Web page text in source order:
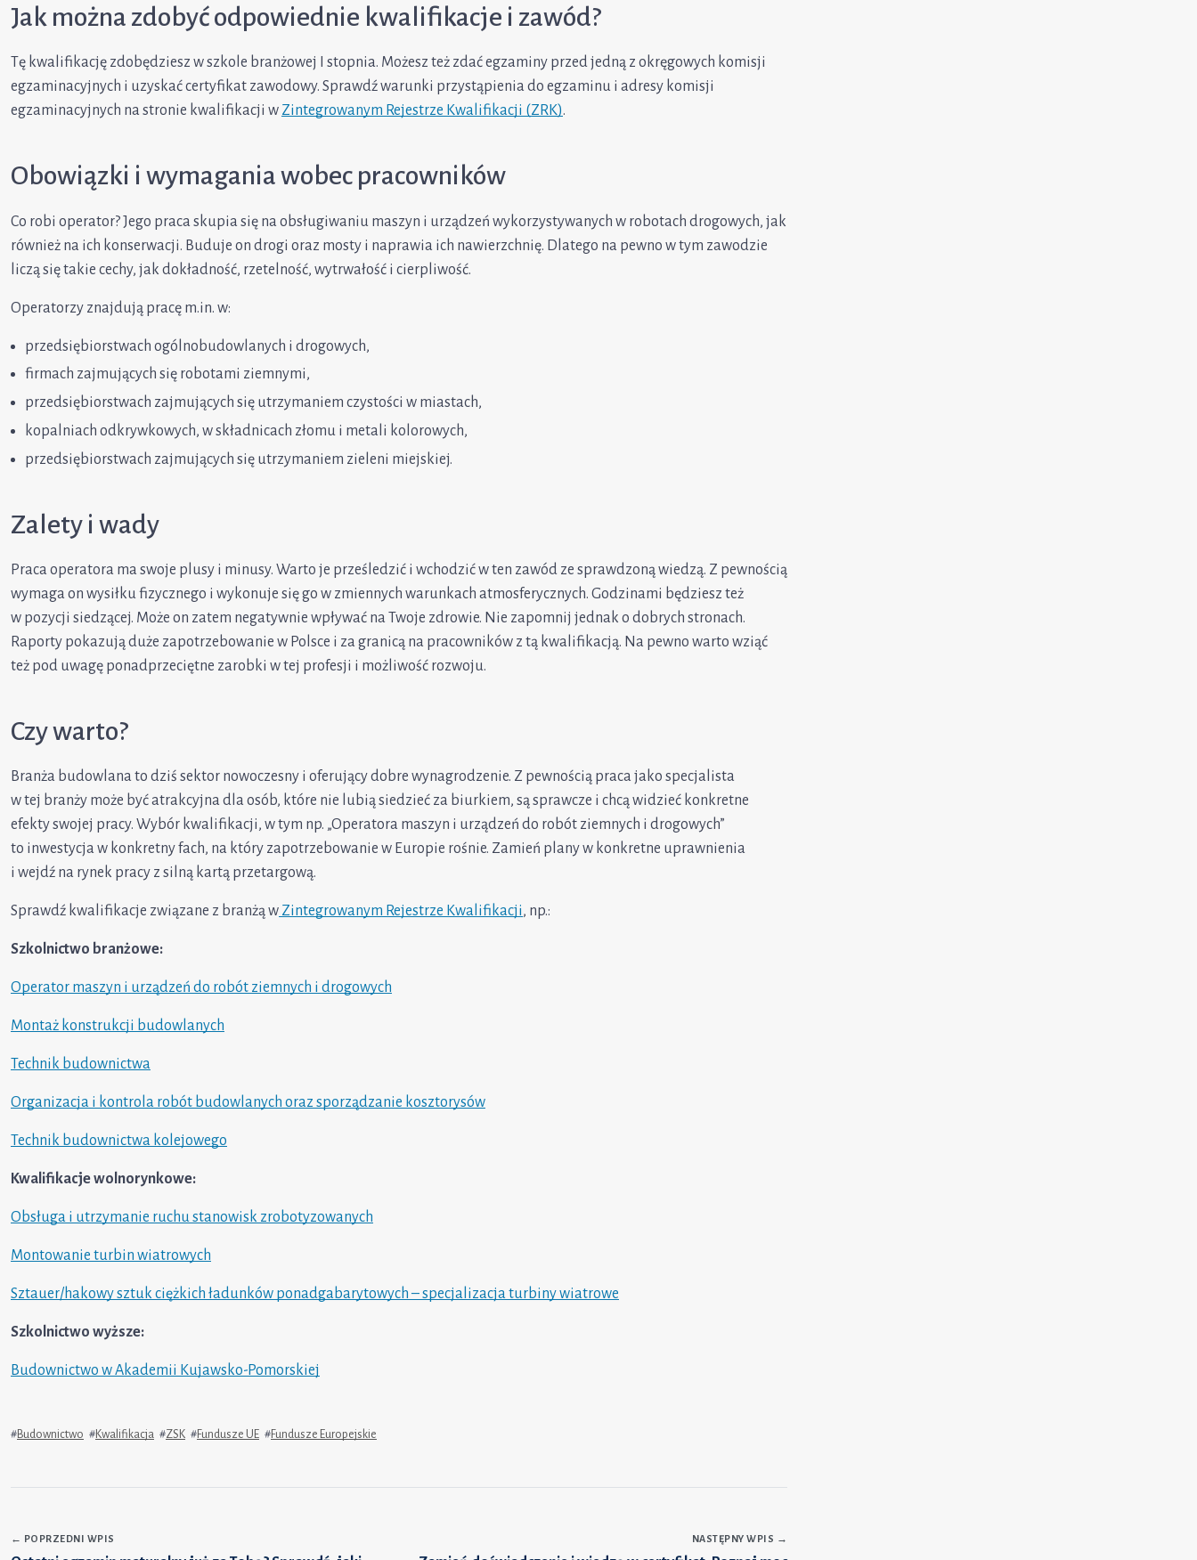
Jak można zdobyć odpowiednie kwalifikacje i zawód?
Tę kwalifikację zdobędziesz w szkole branżowej I stopnia. Możesz też zdać egzaminy przed jedną z okręgowych komisji
egzaminacyjnych i uzyskać certyfikat zawodowy. Sprawdź warunki przystąpienia do egzaminu i adresy komisji
egzaminacyjnych na stronie kwalifikacji w Zintegrowanym Rejestrze Kwalifikacji (ZRK).
Obowiązki i wymagania wobec pracowników
Co robi operator? Jego praca skupia się na obsługiwaniu maszyn i urządzeń wykorzystywanych w robotach drogowych, jak
również na ich konserwacji. Buduje on drogi oraz mosty i naprawia ich nawierzchnię. Dlatego na pewno w tym zawodzie
liczą się takie cechy, jak dokładność, rzetelność, wytrwałość i cierpliwość.
Operatorzy znajdują pracę m.in. w:
przedsiębiorstwach ogólnobudowlanych i drogowych,
firmach zajmujących się robotami ziemnymi,
przedsiębiorstwach zajmujących się utrzymaniem czystości w miastach,
kopalniach odkrywkowych, w składnicach złomu i metali kolorowych,
przedsiębiorstwach zajmujących się utrzymaniem zieleni miejskiej.
Zalety i wady
Praca operatora ma swoje plusy i minusy. Warto je prześledzić i wchodzić w ten zawód ze sprawdzoną wiedzą. Z pewnością
wymaga on wysiłku fizycznego i wykonuje się go w zmiennych warunkach atmosferycznych. Godzinami będziesz też
w pozycji siedzącej. Może on zatem negatywnie wpływać na Twoje zdrowie. Nie zapomnij jednak o dobrych stronach.
Raporty pokazują duże zapotrzebowanie w Polsce i za granicą na pracowników z tą kwalifikacją. Na pewno warto wziąć
też pod uwagę ponadprzeciętne zarobki w tej profesji i możliwość rozwoju.
Czy warto?
Branża budowlana to dziś sektor nowoczesny i oferujący dobre wynagrodzenie. Z pewnością praca jako specjalista
w tej branży może być atrakcyjna dla osób, które nie lubią siedzieć za biurkiem, są sprawcze i chcą widzieć konkretne
efekty swojej pracy. Wybór kwalifikacji, w tym np. „Operatora maszyn i urządzeń do robót ziemnych i drogowych”
to inwestycja w konkretny fach, na który zapotrzebowanie w Europie rośnie. Zamień plany w konkretne uprawnienia
i wejdź na rynek pracy z silną kartą przetargową.
Sprawdź kwalifikacje związane z branżą w Zintegrowanym Rejestrze Kwalifikacji, np.:
Szkolnictwo branżowe:
Operator maszyn i urządzeń do robót ziemnych i drogowych
Montaż konstrukcji budowlanych
Technik budownictwa
Organizacja i kontrola robót budowlanych oraz sporządzanie kosztorysów
Technik budownictwa kolejowego
Kwalifikacje wolnorynkowe:
Obsługa i utrzymanie ruchu stanowisk zrobotyzowanych
Montowanie turbin wiatrowych
Sztauer/hakowy sztuk ciężkich ładunków ponadgabarytowych – specjalizacja turbiny wiatrowe
Szkolnictwo wyższe:
Budownictwo w Akademii Kujawsko-Pomorskiej
#Budownictwo #Kwalifikacja #ZSK #Fundusze UE #Fundusze Europejskie
← POPRZEDNI WPIS NASTĘPNY WPIS →